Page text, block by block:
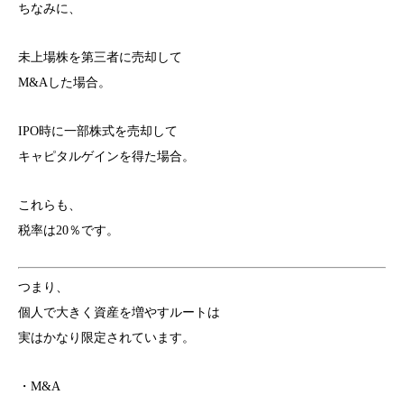
ちなみに、
未上場株を第三者に売却して
M&Aした場合。
IPO時に一部株式を売却して
キャピタルゲインを得た場合。
これらも、
税率は20％です。
つまり、
個人で大きく資産を増やすルートは
実はかなり限定されています。
・M&A